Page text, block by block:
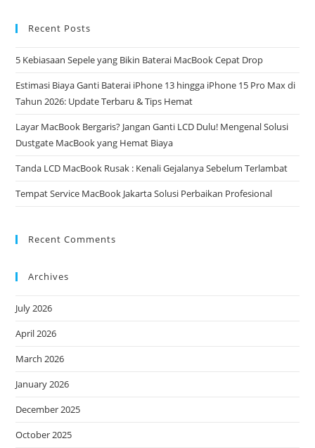
Recent Posts
5 Kebiasaan Sepele yang Bikin Baterai MacBook Cepat Drop
Estimasi Biaya Ganti Baterai iPhone 13 hingga iPhone 15 Pro Max di
Tahun 2026: Update Terbaru & Tips Hemat
Layar MacBook Bergaris? Jangan Ganti LCD Dulu! Mengenal Solusi
Dustgate MacBook yang Hemat Biaya
Tanda LCD MacBook Rusak : Kenali Gejalanya Sebelum Terlambat
Tempat Service MacBook Jakarta Solusi Perbaikan Profesional
Recent Comments
Archives
July 2026
April 2026
March 2026
January 2026
December 2025
October 2025